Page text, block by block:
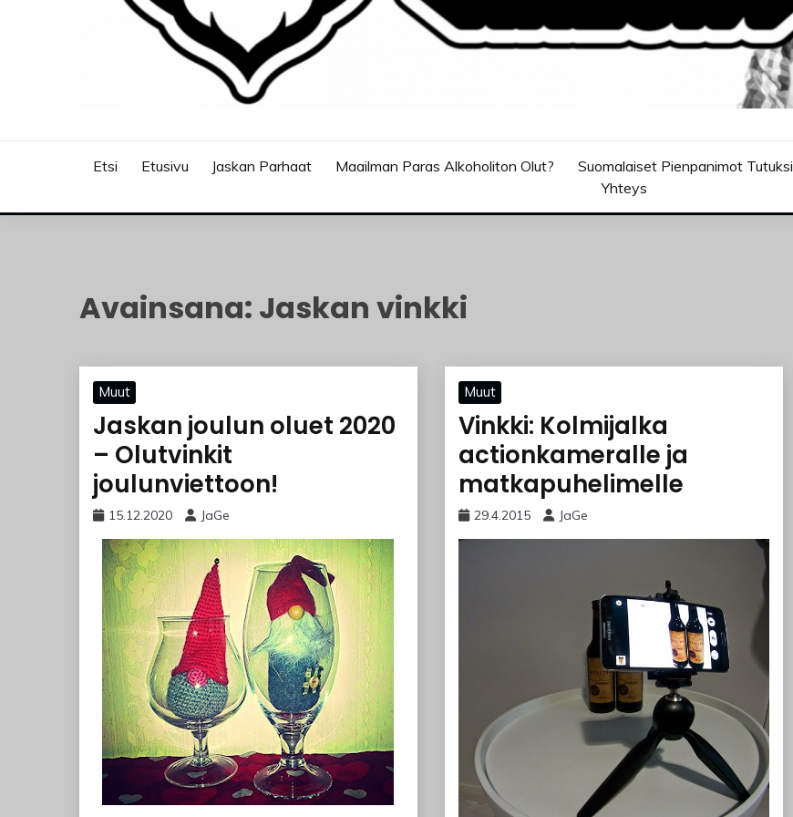
Etsi Etusivu Jaskan Parhaat Maailman Paras Alkoholiton Olut? Suomalaiset Pienpanimot Tutuksi
Yhteys
Avainsana: Jaskan vinkki
Muut
Jaskan joulun oluet 2020
– Olutvinkit
joulunviettoon!
15.12.2020 JaGe
Muut
Vinkki: Kolmijalka
actionkameralle ja
matkapuhelimelle
29.4.2015 JaGe